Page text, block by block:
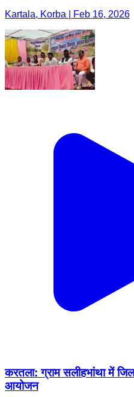
Kartala, Korba | Feb 16, 2026
करतला: ग्राम सलीहभांथा में
आयोजन